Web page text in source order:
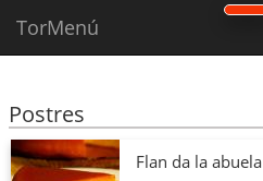
TorMenú
Postres
Flan da la abuela